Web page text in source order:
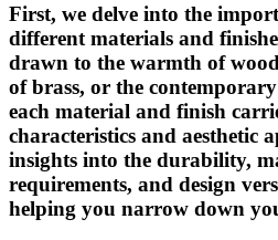
First, we delve into the
different materials and
drawn to the warmth of
of brass, or the
each material and finish
characteristics and aesthetic
insights into the durability,
requirements, and design
helping you narrow down